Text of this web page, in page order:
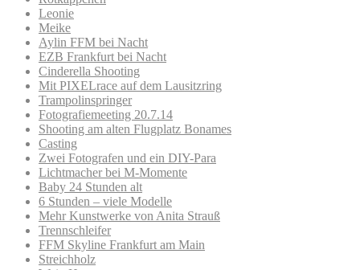
Leonie
Meike
Aylin FFM bei Nacht
EZB Frankfurt bei Nacht
Cinderella Shooting
Mit PIXELrace auf dem Lausitzring
Trampolinspringer
Fotografiemeeting 20.7.14
Shooting am alten Flugplatz Bonames
Casting
Zwei Fotografen und ein DIY-Para
Lichtmacher bei M-Momente
Baby 24 Stunden alt
6 Stunden – viele Modelle
Mehr Kunstwerke von Anita Strauß
Trennschleifer
FFM Skyline Frankfurt am Main
Streichholz